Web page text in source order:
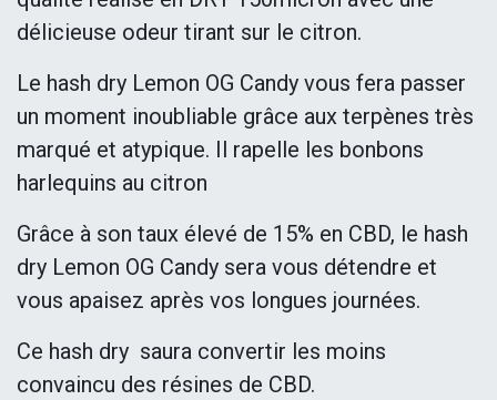
délicieuse odeur tirant sur le citron.
Le hash dry Lemon OG Candy vous fera passer
un moment inoubliable grâce aux terpènes très
marqué et atypique. Il rapelle les bonbons
harlequins au citron
Grâce à son taux élevé de 15% en CBD, le hash
dry Lemon OG Candy sera vous détendre et
vous apaisez après vos longues journées.
Ce hash dry saura convertir les moins
convaincu des résines de CBD.